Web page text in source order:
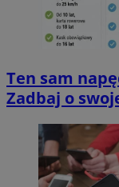
Ten sam
Zadbaj o